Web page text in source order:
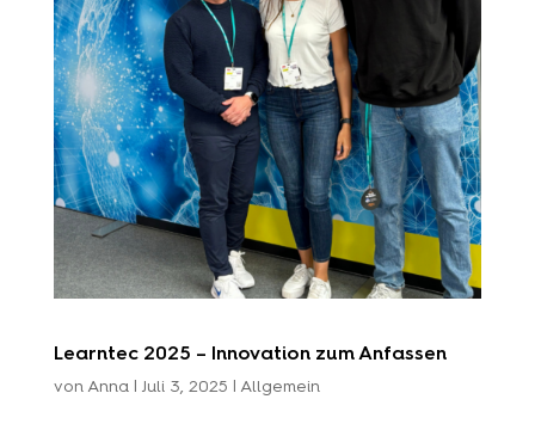
Learntec 2025 – Innovation zum Anfassen
von Anna| Juli 3, 2025 | Allgemein